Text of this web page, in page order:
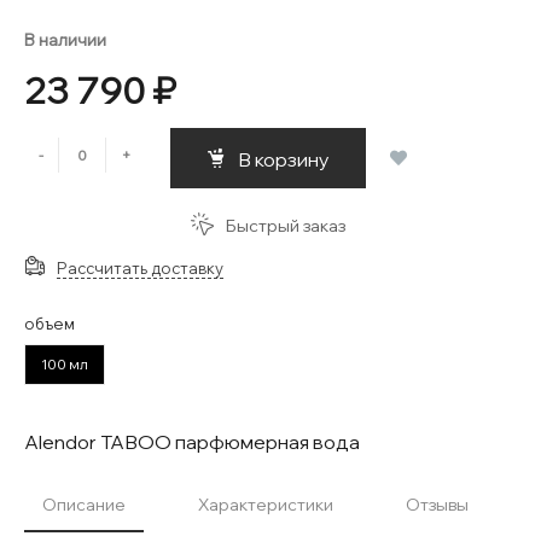
В наличии
23 790 ₽
- + В корзину
Быстрый заказ
Рассчитать доставку
объем
100 мл
Alendor TABOO парфюмерная вода
Описание Характеристики Отзывы